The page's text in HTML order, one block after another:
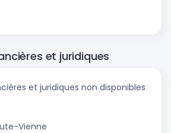
et juridiques
et juridiques non disponibles
Vienne